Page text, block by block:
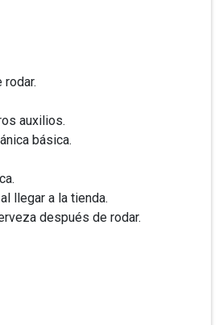
rodar.
auxilios.
básica.
llegar a la tienda.
después de rodar.